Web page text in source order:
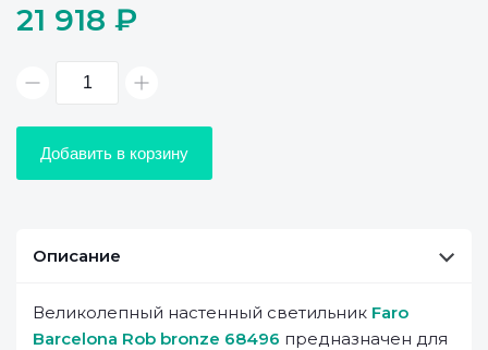
21 918 ₽
Добавить в корзину
Описание
Великолепный настенный светильник Faro
Barcelona Rob bronze 68496 предназначен для